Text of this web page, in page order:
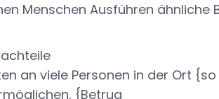
Menschen Ausführen ähnliche
an viele Personen in der Ort
{Betrug